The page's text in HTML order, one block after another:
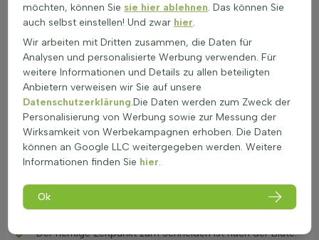
machen. Nach dem Pflanzen sollte die Erde gut angedrückt
und ausreichend gewässert werden. Regelmäßiges Gießen ist
besonders in den ersten Wochen nach der Pflanzung wichtig,
um ein gutes Anwachsen zu gewährleisten.
Pflege für Farbstärke & Wuchs von Rot
blühenden Kletterpflanzen
Rot blühende Kletterpflanzen sind eine wunderbare
Ergänzung für jeden Garten. Die Pflege dieser Pflanzen ist
entscheidend für ihre Gesundheit und Blütenpracht.
Regelmäßiges Gießen ist wichtig, besonders in
nass sein.
Einmal im Jahr im Frühjahr düngen, um das Wachstum zu
Der richtige Zeitpunkt zum Schneiden ist nach der Blüte.
möchten, können Sie sie hier ablehnen. Das können Sie
auch selbst einstellen! Und zwar hier.
Wir arbeiten mit Dritten zusammen, die Daten für
Analysen und personalisierte Werbung verwenden. Für
weitere Informationen und Details zu allen beteiligten
Anbietern verweisen wir Sie auf unsere
Datenschutzerklärung.Die Daten werden zum Zweck der
Personalisierung von Werbung sowie zur Messung der
Wirksamkeit von Werbekampagnen erhoben. Die Daten
können an Google LLC weitergegeben werden. Weitere
Informationen finden Sie hier.
Ok